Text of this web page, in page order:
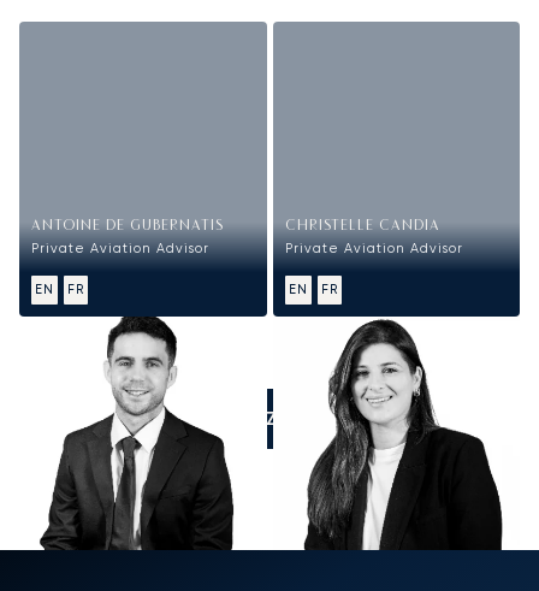
ANTOINE DE GUBERNATIS
Private Aviation Advisor
EN FR
CHRISTELLE CANDIA
Private Aviation Advisor
EN FR
APPELEZ-NOUS